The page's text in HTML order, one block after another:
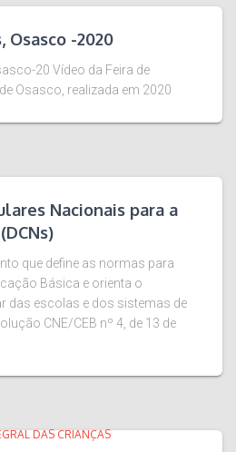
Osasco -2020
20 Vídeo da Feira de
Osasco, realizada em 2020
Nacionais para a
que define as normas para
Básica e orienta o
das escolas e dos sistemas de
CNE/CEB nº 4, de 13 de
DAS CRIANÇAS